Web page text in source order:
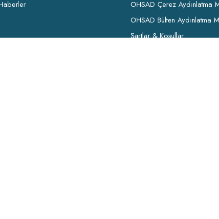
OHSAD Çerez Aydınlatma
OHSAD Bülten Aydınlatma
Şartlar & Koşullar